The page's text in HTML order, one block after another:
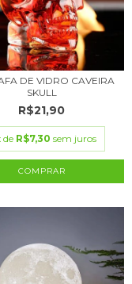
DE VIDRO CAVEIRA
SKULL
R$21,90
de R$7,30 sem juros